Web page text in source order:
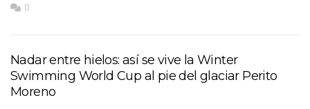
0
Nadar entre hielos: así se vive la Winter
Swimming World Cup al pie del glaciar Perito
Moreno